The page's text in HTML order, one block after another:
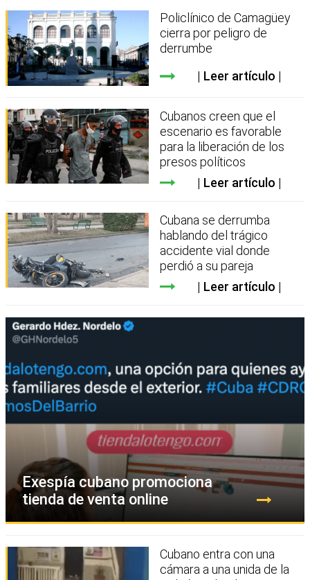
Policlínico de Camagüey
cierra por peligro de
derrumbe
Leer artículo
Cubanos creen que el
escenario es favorable
para la liberación de los
presos políticos
Leer artículo
Cubana se derrumba
hablando del trágico
accidente vial donde
perdió a su pareja
Leer artículo
Exespía cubano promociona
tienda de venta online
Cubano entra con una
cámara a una unida de la